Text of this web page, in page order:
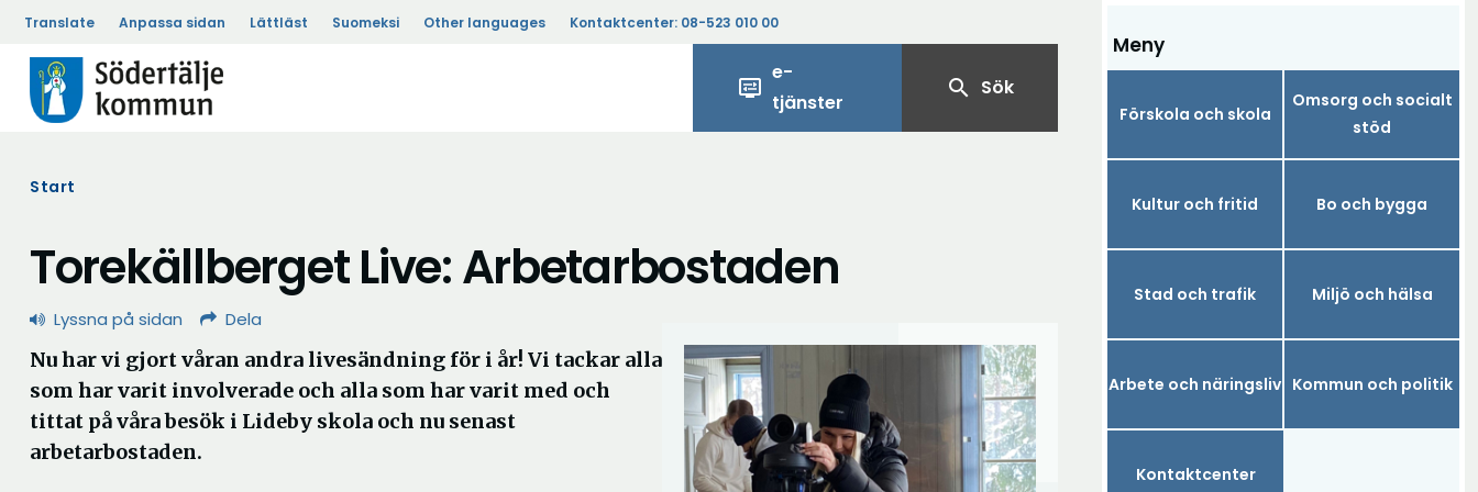
Translate Anpassa sidan Lättläst Suomeksi Other languages Kontaktcenter: 08-523 010 00
display_settings
e-
tjänster
search Sök
Meny
Förskola och skola
Omsorg och socialt
stöd
Kultur och fritid Bo och bygga
Stad och trafik Miljö och hälsa
Arbete och näringsliv Kommun och politik
Kontaktcenter
Start
Torekällberget Live: Arbetarbostaden
Lyssna på sidan Dela
Nu har vi gjort våran andra livesändning för i år! Vi tackar alla
som har varit involverade och alla som har varit med och
tittat på våra besök i Lideby skola och nu senast
arbetarbostaden.